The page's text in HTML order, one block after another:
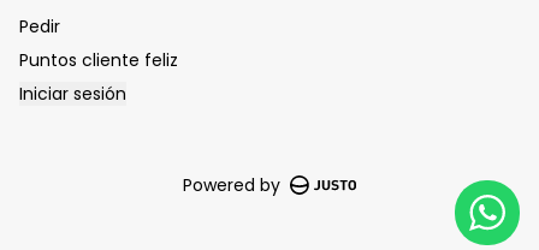
Pedir
Puntos cliente feliz
Iniciar sesión
Powered by